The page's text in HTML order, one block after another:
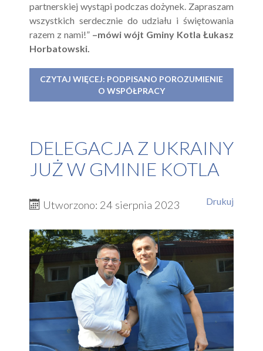
partnerskiej wystąpi podczas dożynek. Zapraszam
wszystkich serdecznie do udziału i świętowania
razem z nami!” –mówi wójt Gminy Kotla Łukasz
Horbatowski.
CZYTAJ WIĘCEJ: PODPISANO POROZUMIENIE
O WSPÓŁPRACY
DELEGACJA Z UKRAINY
JUŻ W GMINIE KOTLA
Drukuj
Utworzono: 24 sierpnia 2023